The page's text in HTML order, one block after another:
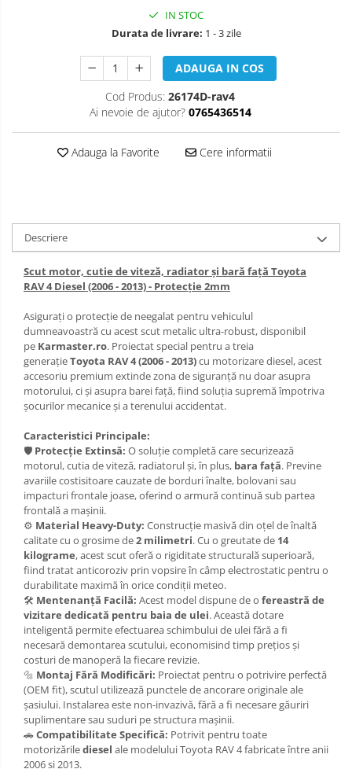
Carlige Land Rover
Carlige Mazda
Carlige Mini
Carlige Mitsubishi
Carlige Nissan
Carlige Omoda
Carlige Opel
Carlige Peugeot
Carlige Plymouth
Carlige Polestar
Carlige Porsche
Carlige Renault
Carlige Seat
Carlige Skoda
Carlige SsangYong
Carlige Subaru
Carlige Suzuki
Carlige Tesla
Carlige Toyota
Carlige Volkswagen
Carlige Volvo
Scut motor Opel
Scut motor Peugeot
Scut motor Porsche
Scut motor Seat
Scut motor Skoda
Scut motor Smart
Scut motor SsangYong
Scut motor Subaru
Scut motor Suzuki
Scut motor Tesla
Scut motor Toyota
Scut motor Volvo
Scut motor Volvo C40
Scut motor Volvo V90
Scut motor Volvo XC40
Scut motor Vw
IN STOC
Durata de livrare: 1 - 3 zile
ADAUGA IN COS
Cod Produs: 26174D-rav4
Ai nevoie de ajutor? 0765436514
Adauga la Favorite Cere informatii
Descriere
Scut motor, cutie de viteză, radiator și bară față Toyota
RAV 4 Diesel (2006 - 2013) - Protecție 2mm
Asigurați o protecție de neegalat pentru vehiculul
dumneavoastră cu acest scut metalic ultra-robust, disponibil
pe Karmaster.ro. Proiectat special pentru a treia
generațieToyota RAV 4 (2006 - 2013)cu motorizare diesel, acest
accesoriu premium extinde zona de siguranță nu doar asupra
motorului, ci și asupra barei față, fiind soluția supremă împotriva
șocurilor mecanice și a terenului accidentat.
Caracteristici Principale:
🛡️ Protecție Extinsă: O soluție completă care securizează
motorul, cutia de viteză, radiatorul și, în plus, bara față. Previne
avariile costisitoare cauzate de borduri înalte, bolovani sau
impacturi frontale joase, oferind o armură continuă sub partea
frontală a mașinii.
⚙️ Material Heavy-Duty: Construcție masivă din oțel de înaltă
calitate cu o grosime de2 milimetri. Cu o greutate de 14
kilograme, acest scut oferă o rigiditate structurală superioară,
fiind tratat anticoroziv prin vopsire în câmp electrostatic pentru o
durabilitate maximă în orice condiții meteo.
🛠️ Mentenanță Facilă: Acest model dispune de o fereastră de
vizitare dedicată pentru baia de ulei. Această dotare
inteligentă permite efectuarea schimbului de ulei fără a fi
necesară demontarea scutului, economisind timp prețios și
costuri de manoperă la fiecare revizie.
🔩 Montaj Fără Modificări: Proiectat pentru o potrivire perfectă
(OEM fit), scutul utilizează punctele de ancorare originale ale
șasiului. Instalarea este non-invazivă, fără a fi necesare găuriri
suplimentare sau suduri pe structura mașinii.
🚗Compatibilitate Specifică: Potrivit pentru toate
motorizărilediesel ale modelului Toyota RAV 4 fabricate între anii
2006 și 2013.